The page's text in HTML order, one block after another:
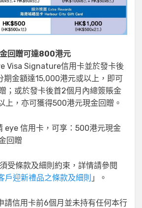
回贈可達800港元
Visa Signature信用卡並於發卡後
期金額達15,000港元或以上，即可
；或於發卡後首2個月內總簽賬金
上，亦可獲得500港元現金回贈。
eye 信用卡，可享：500港元現金
回贈
受條款及細則約束，詳情請參閱
戶迎新禮品之條款及細則 」。
請信用卡前6個月並未持有任何本行